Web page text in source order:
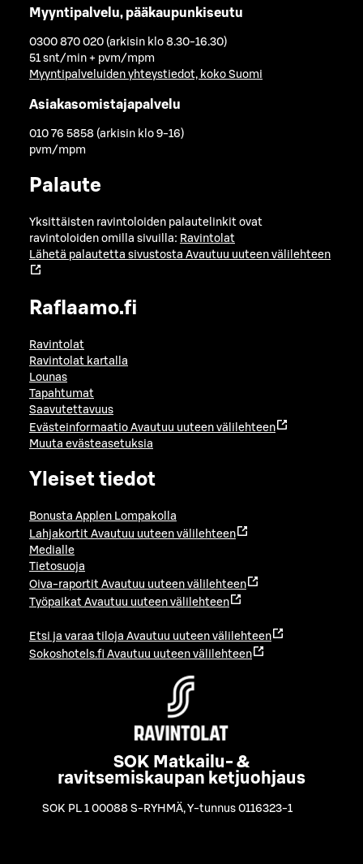
Myyntipalvelu, pääkaupunkiseutu
0300 870 020 (arkisin klo 8.30-16.30)
51 snt/min + pvm/mpm
Myyntipalveluiden yhteystiedot, koko Suomi
Asiakasomistajapalvelu
010 76 5858 (arkisin klo 9-16)
pvm/mpm
Palaute
Yksittäisten ravintoloiden palautelinkit ovat
ravintoloiden omilla sivuilla: Ravintolat
Lähetä palautetta sivustosta Avautuu uuteen välilehteen
Raflaamo.fi
Ravintolat
Ravintolat kartalla
Lounas
Tapahtumat
Saavutettavuus
Evästeinformaatio Avautuu uuteen välilehteen
Muuta evästeasetuksia
Yleiset tiedot
Bonusta Applen Lompakolla
Lahjakortit Avautuu uuteen välilehteen
Medialle
Tietosuoja
Oiva-raportit Avautuu uuteen välilehteen
Työpaikat Avautuu uuteen välilehteen
Etsi ja varaa tiloja Avautuu uuteen välilehteen
Sokoshotels.fi Avautuu uuteen välilehteen
SOK Matkailu- &
ravitsemiskaupan ketjuohjaus
SOK PL 1 00088 S-RYHMÄ,Y-tunnus 0116323-1